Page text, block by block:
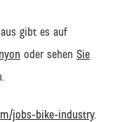
gibt es auf
oder sehen Sie
jobs-bike-industry.